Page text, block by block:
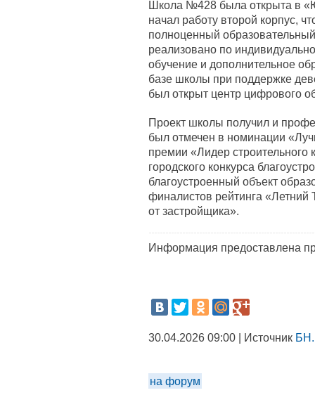
Школа №428 была открыта в
начал работу второй корпус,
полноценный
реализовано по
обучение и дополнительное
базе школы при поддержке
был открыт центр цифрового
Проект школы получил и
был отмечен в номинации
премии «Лидер строительного
городского конкурса
благоустроенный объект
финалистов рейтинга
от застройщика».
Информация предоставлена
30.04.2026 09:00 | Источник
на форум